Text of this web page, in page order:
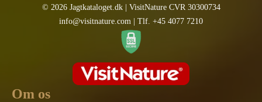
© 2026 Jagtkataloget.dk | VisitNature CVR 30300734
info@visitnature.com | Tlf. +45 4077 7210
Om os